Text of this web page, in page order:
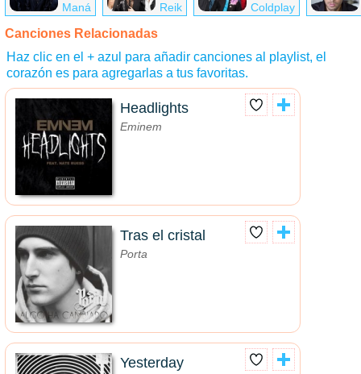
Maná Reik Coldplay
Canciones Relacionadas
Haz clic en el + azul para añadir canciones al playlist, el
corazón es para agregarlas a tus favoritas.
Headlights
Eminem
Tras el cristal
Porta
Yesterday